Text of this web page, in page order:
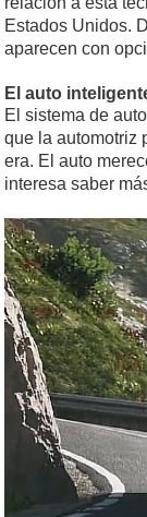
Estados Unidos.
aparecen con
El auto
El sistema de
que la automotriz
era. El auto
interesa saber